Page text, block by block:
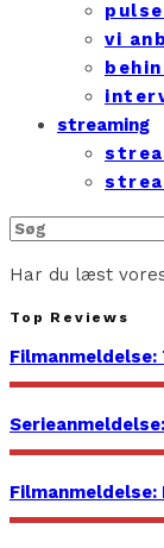
vi
streaming
Har du læst
Top Reviews
Filmanmeldelse: